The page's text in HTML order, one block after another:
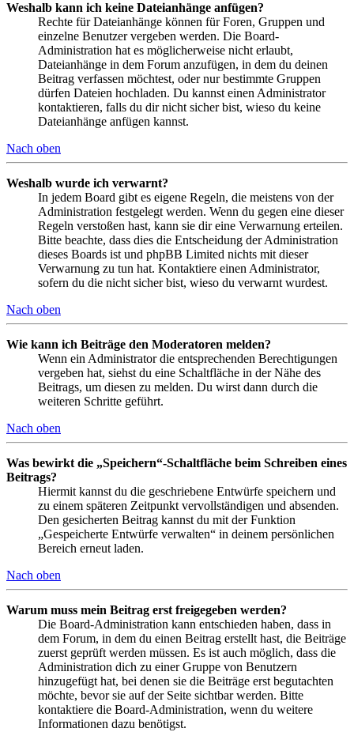
Weshalb kann ich keine Dateianhänge anfügen?
Rechte für Dateianhänge können für Foren, Gruppen und
einzelne Benutzer vergeben werden. Die Board-
Administration hat es möglicherweise nicht erlaubt,
Dateianhänge in dem Forum anzufügen, in dem du deinen
Beitrag verfassen möchtest, oder nur bestimmte Gruppen
dürfen Dateien hochladen. Du kannst einen Administrator
kontaktieren, falls du dir nicht sicher bist, wieso du keine
Dateianhänge anfügen kannst.
Nach oben
Weshalb wurde ich verwarnt?
In jedem Board gibt es eigene Regeln, die meistens von der
Administration festgelegt werden. Wenn du gegen eine dieser
Regeln verstoßen hast, kann sie dir eine Verwarnung erteilen.
Bitte beachte, dass dies die Entscheidung der Administration
dieses Boards ist und phpBB Limited nichts mit dieser
Verwarnung zu tun hat. Kontaktiere einen Administrator,
sofern du die nicht sicher bist, wieso du verwarnt wurdest.
Nach oben
Wie kann ich Beiträge den Moderatoren melden?
Wenn ein Administrator die entsprechenden Berechtigungen
vergeben hat, siehst du eine Schaltfläche in der Nähe des
Beitrags, um diesen zu melden. Du wirst dann durch die
weiteren Schritte geführt.
Nach oben
Was bewirkt die „Speichern“-Schaltfläche beim Schreiben eines
Beitrags?
Hiermit kannst du die geschriebene Entwürfe speichern und
zu einem späteren Zeitpunkt vervollständigen und absenden.
Den gesicherten Beitrag kannst du mit der Funktion
„Gespeicherte Entwürfe verwalten“ in deinem persönlichen
Bereich erneut laden.
Nach oben
Warum muss mein Beitrag erst freigegeben werden?
Die Board-Administration kann entschieden haben, dass in
dem Forum, in dem du einen Beitrag erstellt hast, die Beiträge
zuerst geprüft werden müssen. Es ist auch möglich, dass die
Administration dich zu einer Gruppe von Benutzern
hinzugefügt hat, bei denen sie die Beiträge erst begutachten
möchte, bevor sie auf der Seite sichtbar werden. Bitte
kontaktiere die Board-Administration, wenn du weitere
Informationen dazu benötigst.